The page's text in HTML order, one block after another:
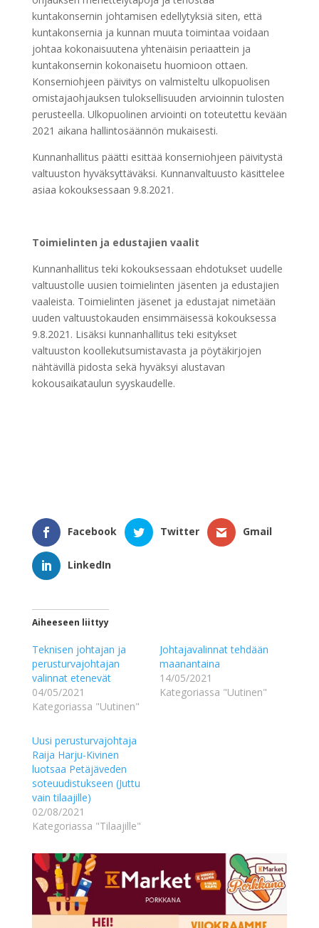
kuntakonsernin johtamisen edellytyksiä siten, että
kuntakonsernia ja kunnan muuta toimintaa voidaan
johtaa kokonaisuutena yhtenäisin periaattein ja
kuntakonsernin kokonaisetu huomioon ottaen.
Konserniohjeen päivitys on valmisteltu ulkopuolisen
omistajaohjauksen tuloksellisuuden arvioinnin tulosten
perusteella. Ulkopuolinen arviointi on toteutettu kevään
2021 aikana hallintosäännön mukaisesti.
Kunnanhallitus päätti esittää konserniohjeen päivitystä
valtuuston hyväksyttäväksi. Kunnanvaltuusto käsittelee
asiaa kokouksessaan 9.8.2021.
Toimielinten ja edustajien vaalit
Kunnanhallitus teki kokouksessaan ehdotukset uudelle
valtuustolle uusien toimielinten jäsenten ja edustajien
vaaleista. Toimielinten jäsenet ja edustajat nimetään
uuden valtuustokauden ensimmäisessä kokouksessa
9.8.2021. Lisäksi kunnanhallitus teki esitykset
valtuuston koollekutsumistavasta ja pöytäkirjojen
nähtävillä pidosta sekä hyväksyi alustavan
kokousaikataulun syyskaudelle.
Facebook Twitter Gmail
LinkedIn
Aiheeseen liittyy
Teknisen johtajan ja
perusturvajohtajan
valinnat etenevät
04/05/2021
Kategoriassa "Uutinen"
Johtajavalinnat tehdään
maanantaina
14/05/2021
Kategoriassa "Uutinen"
Uusi perusturvajohtaja
Raija Harju-Kivinen
luotsaa Petäjäveden
soteuudistukseen (Juttu
vain tilaajille)
02/08/2021
Kategoriassa "Tilaajille"